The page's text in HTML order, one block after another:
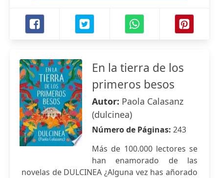
En la tierra de los
primeros besos
Autor: Paola Calasanz
(dulcinea)
Número de Páginas: 243
Más de 100.000 lectores se
han enamorado de las
novelas de DULCINEA ¿Alguna vez has añorado